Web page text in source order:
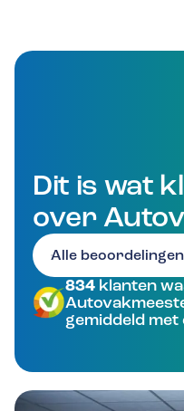
Dit is wat
over
Alle beoordelingen
834 klanten
gemiddeld met